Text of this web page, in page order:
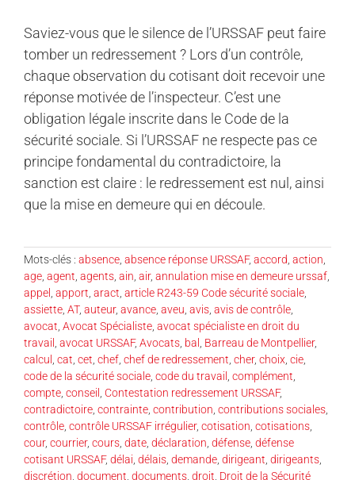
Saviez-vous que le silence de l’URSSAF peut faire
tomber un redressement ? Lors d’un contrôle,
chaque observation du cotisant doit recevoir une
réponse motivée de l’inspecteur. C’est une
obligation légale inscrite dans le Code de la
sécurité sociale. Si l’URSSAF ne respecte pas ce
principe fondamental du contradictoire, la
sanction est claire : le redressement est nul, ainsi
que la mise en demeure qui en découle.
Mots-clés : absence absence réponse URSSAF, accord action
age agent agents ain air, annulation mise en demeure urssaf
appel apport aract article R243-59 Code sécurité sociale
assiette AT, auteur, avance aveu avis avis de contrôle
avocat Avocat Spécialiste avocat spécialiste en droit du
travail
avocat URSSAF, Avocats bal Barreau de Montpellier,
calcul
cat cet chef chef de redressement cher, choix cie
code de la sécurité sociale code du travail complément
compte conseil Contestation redressement URSSAF,
contradictoire contrainte contribution contributions sociales
contrôle contrôle URSSAF irrégulier, cotisation cotisations
cour, courrier, cours date déclaration défense défense
cotisant URSSAF, délai délais demande dirigeant dirigeants
discrétion document documents droit Droit de la Sécurité